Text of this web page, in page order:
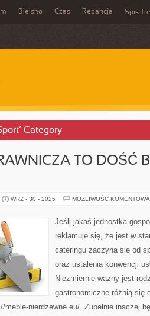
Bielsko Czas Redakcja Spis
Category
TO DOŚĆ
WRZ - 30 - 2025 MOŻLIWOŚĆ
Jeśli jakaś jednostka
reklamuje się, że jest w
cateringu zaczyna się od
oraz ustalenia konwencji
Niezmiernie ważny jest
gastronomiczne różnią się
meble-nierdzewne.eu/. Zupełnie inaczej